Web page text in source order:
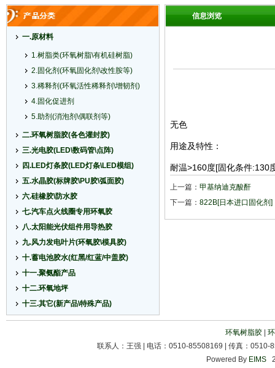
一.原材料
1.树脂类(环氧树脂\有机硅树脂)
2.固化剂(环氧固化剂\改性胺等)
3.稀释剂(环氧活性稀释剂\增韧剂)
4.固化促进剂
5.助剂(消泡剂\偶联剂等)
二.环氧树脂胶(各色灌封胶)
三.光电胶(LED\数码管\点阵)
四.LED灯条胶(LED灯条\LED模组)
五.水晶胶(标牌胶\PU胶\弧面胶)
六.硅橡胶\防水胶
七.汽车点火线圈专用环氧胶
八.太阳能光伏组件用导热胶
九.风力发电叶片(环氧胶\模具胶)
十.蓄电池胶水(红黑/红蓝/中盖胶)
十一.聚氨酯产品
十二.环氧地坪
十三.其它(新产品\特殊产品)
信息浏览
无色
用途及特性：
耐温>160度[固化条件:130
上一篇： 甲基纳迪克酸酐
下一篇： 822B[日本进口固化剂]
环氧树脂胶
联系人：王强 | 电话：0510-85508169 | 传真：
Powered By EIMS